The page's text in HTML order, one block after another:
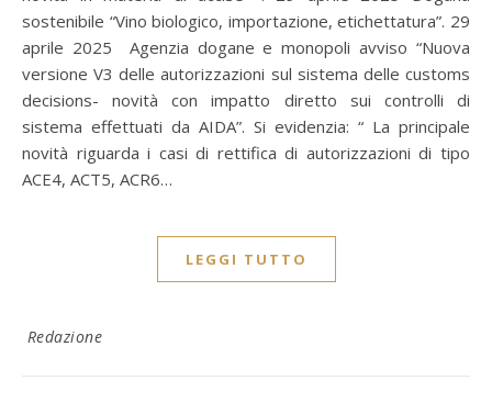
sostenibile “Vino biologico, importazione, etichettatura”. 29
aprile 2025 Agenzia dogane e monopoli avviso “Nuova
versione V3 delle autorizzazioni sul sistema delle customs
decisions- novità con impatto diretto sui controlli di
sistema effettuati da AIDA”. Si evidenzia: “ La principale
novità riguarda i casi di rettifica di autorizzazioni di tipo
ACE4, ACT5, ACR6…
LEGGI TUTTO
Redazione